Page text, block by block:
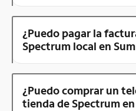
¿Puedo pagar la
Spectrum local en
¿Puedo comprar un
tienda de Spectrum